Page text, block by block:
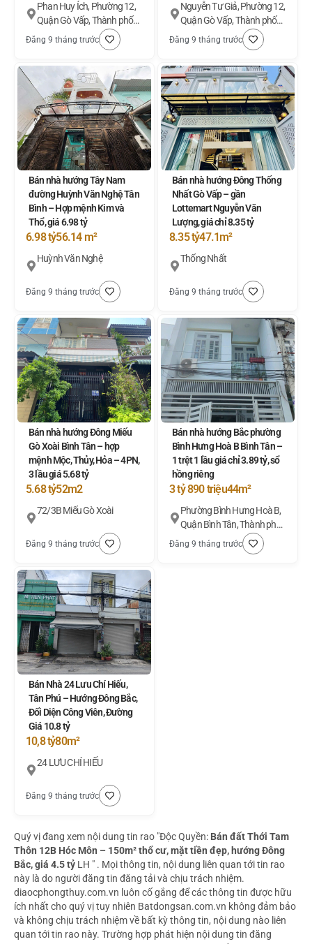
Phan Huy Ích, Phường 12,
Quận Gò Vấp, Thành phố
Hồ Chí Minh
Đăng 9 tháng trước
Nguyễn Tư Giả, Phường 12,
Quận Gò Vấp, Thành phố
Hồ Chí Minh
Đăng 9 tháng trước
Bán nhà hướng Tây Nam
đường Huỳnh Văn Nghệ Tân
Bình – Hợp mệnh Kim và
Thổ, giá 6.98 tỷ
6.98 tỷ56.14 m²
Huỳnh Văn Nghệ
Đăng 9 tháng trước
Bán nhà hướng Đông Thống
Nhất Gò Vấp – gần
Lottemart Nguyễn Văn
Lượng, giá chỉ 8.35 tỷ
8.35 tỷ47.1m²
Thống Nhất
Đăng 9 tháng trước
Bán nhà hướng Đông Miếu
Gò Xoài Bình Tân – hợp
mệnh Mộc, Thủy, Hỏa – 4PN,
3 lầu giá 5.68 tỷ
5.68 tỷ52m2
72/3B Miếu Gò Xoài
Đăng 9 tháng trước
Bán nhà hướng Bắc phường
Bình Hưng Hoà B Bình Tân –
1 trệt 1 lầu giá chỉ 3.89 tỷ, sổ
hồng riêng
3 tỷ 890 triệu44m²
Phường Bình Hưng Hoà B,
Quận Bình Tân, Thành phố
Hồ Chí Minh
Đăng 9 tháng trước
Bán Nhà 24 Lưu Chí Hiếu,
Tân Phú – Hướng Đông Bắc,
Đối Diện Công Viên, Đường
Giá 10.8 tỷ
10,8 tỷ80m²
24 LƯU CHÍ HIẾU
Đăng 9 tháng trước
Quý vị đang xem nội dung tin rao "Độc Quyền: Bán đất Thới Tam
Thôn 12B Hóc Môn – 150m² thổ cư, mặt tiền đẹp, hướng Đông
Bắc, giá 4.5 tỷ LH " . Mọi thông tin, nội dung liên quan tới tin rao
này là do người đăng tin đăng tải và chịu trách nhiệm.
diaocphongthuy.com.vn luôn cố gắng để các thông tin được hữu
ích nhất cho quý vị tuy nhiên Batdongsan.com.vn không đảm bảo
và không chịu trách nhiệm về bất kỳ thông tin, nội dung nào liên
quan tới tin rao này. Trường hợp phát hiện nội dung tin đăng